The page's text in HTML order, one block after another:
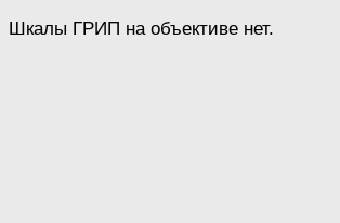
Шкалы ГРИП на объективе нет.